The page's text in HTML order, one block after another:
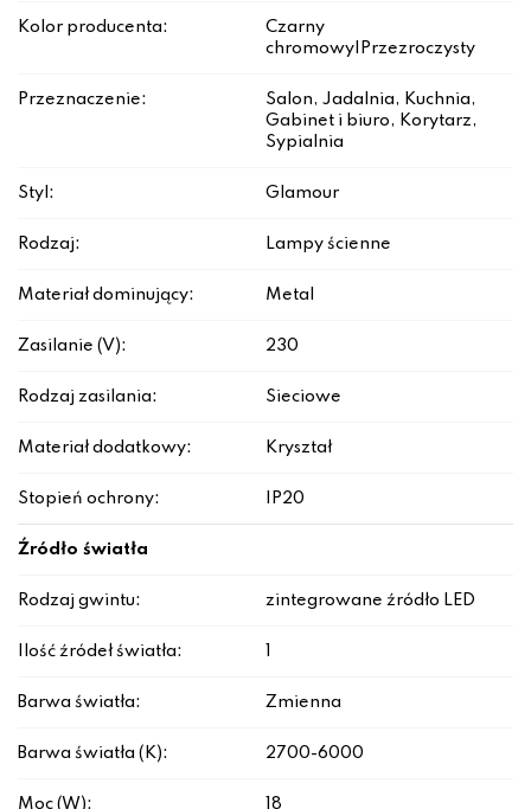
Kolor producenta:
Czarny
chromowy|Przezroczysty
Przeznaczenie:
Salon, Jadalnia, Kuchnia,
Gabinet i biuro, Korytarz,
Sypialnia
Styl: Glamour
Rodzaj: Lampy ścienne
Materiał dominujący: Metal
Zasilanie (V): 230
Rodzaj zasilania: Sieciowe
Materiał dodatkowy: Kryształ
Stopień ochrony: IP20
Źródło światła
Rodzaj gwintu: zintegrowane źródło LED
Ilość źródeł światła:
Barwa światła: Zmienna
Barwa światła (K): 2700-6000
Moc (W): 18